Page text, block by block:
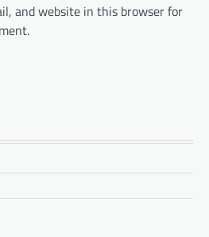
and website in this browser for